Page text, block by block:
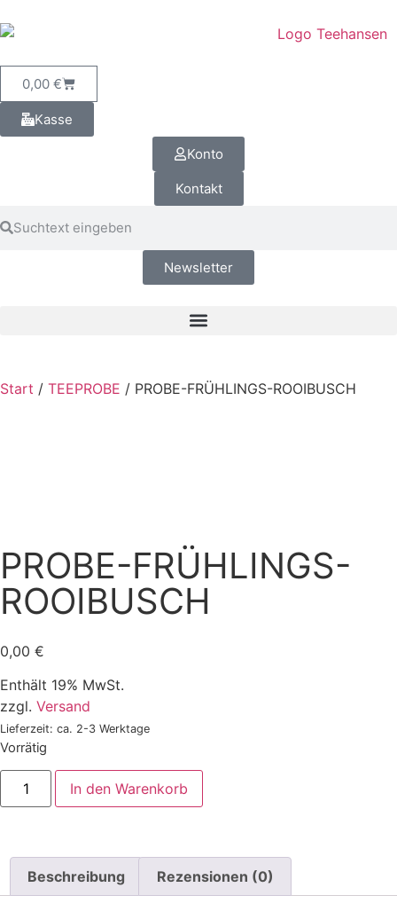
0,00 €
Kasse
Konto
Kontakt
Newsletter
Start / TEEPROBE / PROBE-FRÜHLINGS-ROOIBUSCH
PROBE-FRÜHLINGS-
ROOIBUSCH
0,00 €
Enthält 19% MwSt.
zzgl. Versand
Lieferzeit: ca. 2-3 Werktage
Vorrätig
In den Warenkorb
Beschreibung Rezensionen (0)